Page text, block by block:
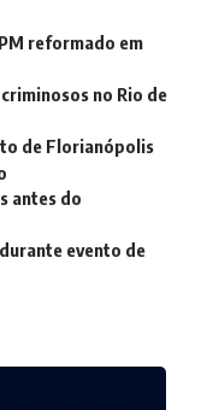
reformado em
no Rio de
de Florianópolis
antes do
evento de